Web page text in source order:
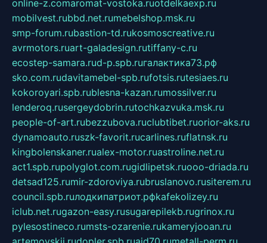
online-z.comaromat-vostoka.ruotdelkaexp.ru
mobilvest.rubbd.net.rumebelshop.msk.ru
smp-forum.rubastion-td.rukosmoscreative.ru
avrmotors.ruart-galadesign.rutiffany-c.ru
ecostep-samara.rud-p.spb.ruгалактика73.рф
sko.com.rudavitamebel-spb.rufotsis.rutesiaes.ru
kokoroyari.spb.rublesna-kazan.rumossilver.ru
lenderoq.rusergeydobrin.rutochkazvuka.msk.ru
people-of-art.rubezzubova.ruclubtibet.ruorior-aks.ru
dynamoauto.ruszk-favorit.rucarlines.ruflatnsk.ru
kingbolenskaner.rualex-motor.ruastroline.net.ru
act1.spb.rupolyglot.com.rugidlipetsk.ruooo-driada.ru
detsad125.rumir-zdoroviya.rubruslanovo.rusiterem.ru
council.spb.ruлодкипатриот.рфkafekolizey.ru
iclub.net.rugazon-easy.rusugarepilekb.rugrinox.ru
pylesostineco.rumsts-ozarenie.rukameryjooan.ru